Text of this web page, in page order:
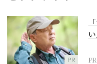
PR